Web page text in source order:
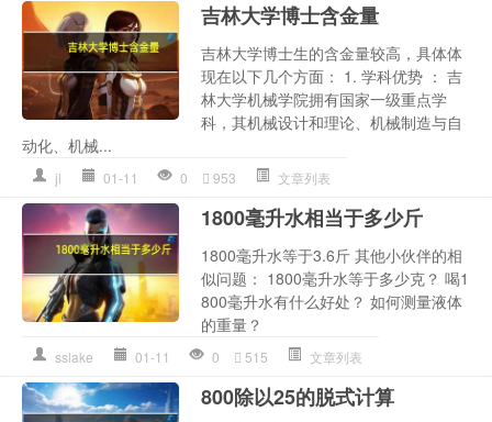
吉林大学博士含金量
吉林大学博士生的含金量较高，具体体
现在以下几个方面： 1. 学科优势 ： 吉
林大学机械学院拥有国家一级重点学
科，其机械设计和理论、机械制造与自
动化、机械...
jl 01-11 0 953 文章列表
1800毫升水相当于多少斤
1800毫升水等于3.6斤 其他小伙伴的相
似问题： 1800毫升水等于多少克？ 喝1
800毫升水有什么好处？ 如何测量液体
的重量？
sslake 01-11 0 515 文章列表
800除以25的脱式计算